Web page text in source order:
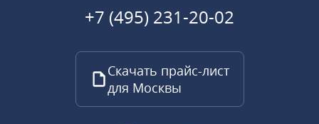
+7 (495) 231-20-02
Скачать прайс-лист
для Москвы